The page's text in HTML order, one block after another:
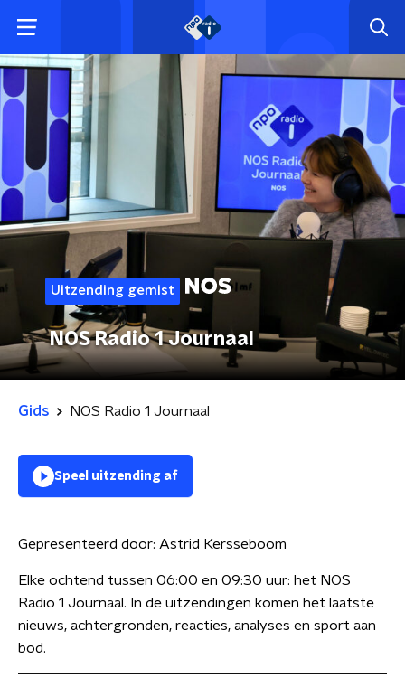
Uitzending gemist
NOS Radio 1 Journaal
Gids NOS Radio 1 Journaal
Speel uitzending af
Gepresenteerd door: Astrid Kersseboom
Elke ochtend tussen 06:00 en 09:30 uur: het NOS
Radio 1 Journaal. In de uitzendingen komen het laatste
nieuws, achtergronden, reacties, analyses en sport aan
bod.